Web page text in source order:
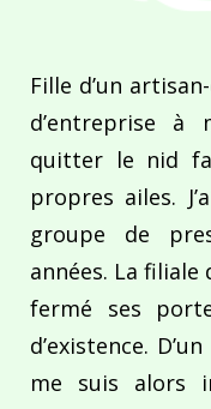
Fille d’un
d’entreprise à
quitter le nid
propres ailes.
groupe de
années. La
fermé ses
d’existence.
me suis alors